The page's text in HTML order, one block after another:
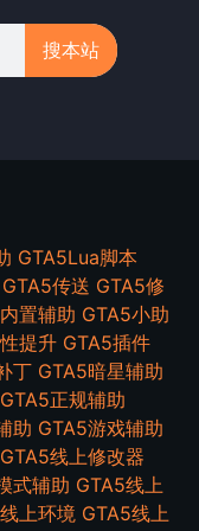
搜本站
GTA5Lua脚本
GTA5传送 GTA5修
置辅助 GTA5小助
提升 GTA5插件
丁 GTA5暗星辅助
GTA5正规辅助
助 GTA5游戏辅助
GTA5线上修改器
式辅助 GTA5线上
上环境 GTA5线上